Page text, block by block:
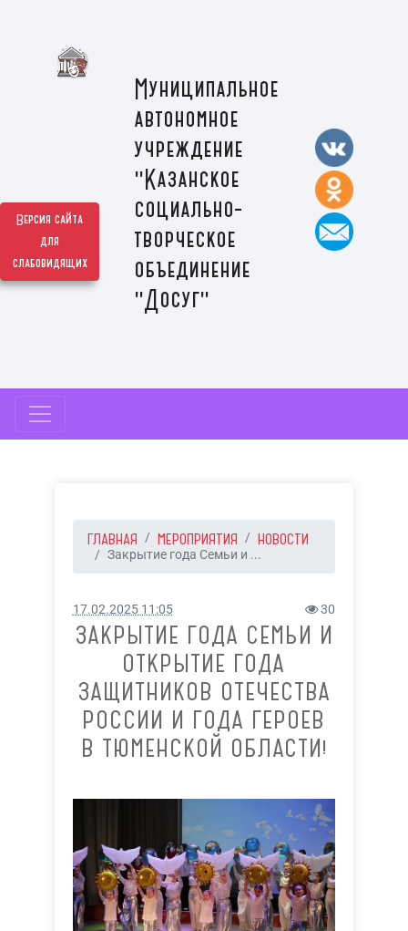
Версия сайта
для
слабовидящих
Муниципальное
автономное
учреждение
"Казанское
социально-
творческое
объединение
"Досуг"
ГЛАВНАЯ МЕРОПРИЯТИЯ НОВОСТИ
Закрытие года Семьи и ...
17.02.2025 11:05 30
ЗАКРЫТИЕ ГОДА СЕМЬИ И
ОТКРЫТИЕ ГОДА
ЗАЩИТНИКОВ ОТЕЧЕСТВА
РОССИИ И ГОДА ГЕРОЕВ
В ТЮМЕНСКОЙ ОБЛАСТИ!